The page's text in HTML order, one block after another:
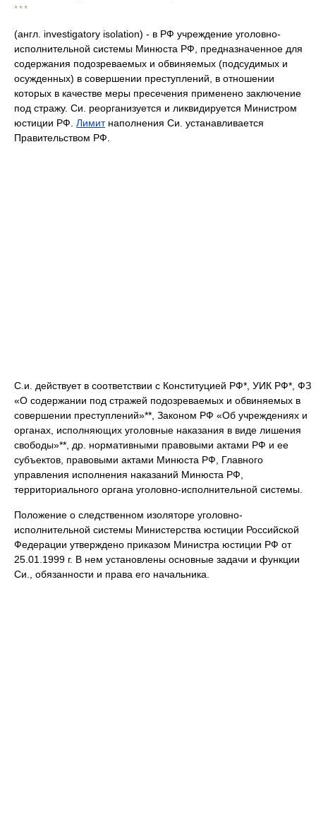
* * *
(англ. investigatory isolation) - в РФ учреждение уголовно-
исполнительной системы Минюста РФ, предназначенное для
содержания подозреваемых и обвиняемых (подсудимых и
осужденных) в совершении преступлений, в отношении
которых в качестве меры пресечения применено заключение
под стражу. Си. реорганизуется и ликвидируется Министром
юстиции РФ. Лимитнаполнения Си. устанавливается
Правительством РФ.
С.и. действует в соответствии с Конституцией РФ*, УИК РФ*, ФЗ
«О содержании под стражей подозреваемых и обвиняемых в
совершении преступлений»**, Законом РФ «Об учреждениях и
органах, исполняющих уголовные наказания в виде лишения
свободы»**, др. нормативными правовыми актами РФ и ее
субъектов, правовыми актами Минюста РФ, Главного
управления исполнения наказаний Минюста РФ,
территориального органа уголовно-исполнительной системы.
Положение о следственном изоляторе уголовно-
исполнительной системы Министерства юстиции Российской
Федерации утверждено приказом Министра юстиции РФ от
25.01.1999 г. В нем установлены основные задачи и функции
Си., обязанности и права его начальника.